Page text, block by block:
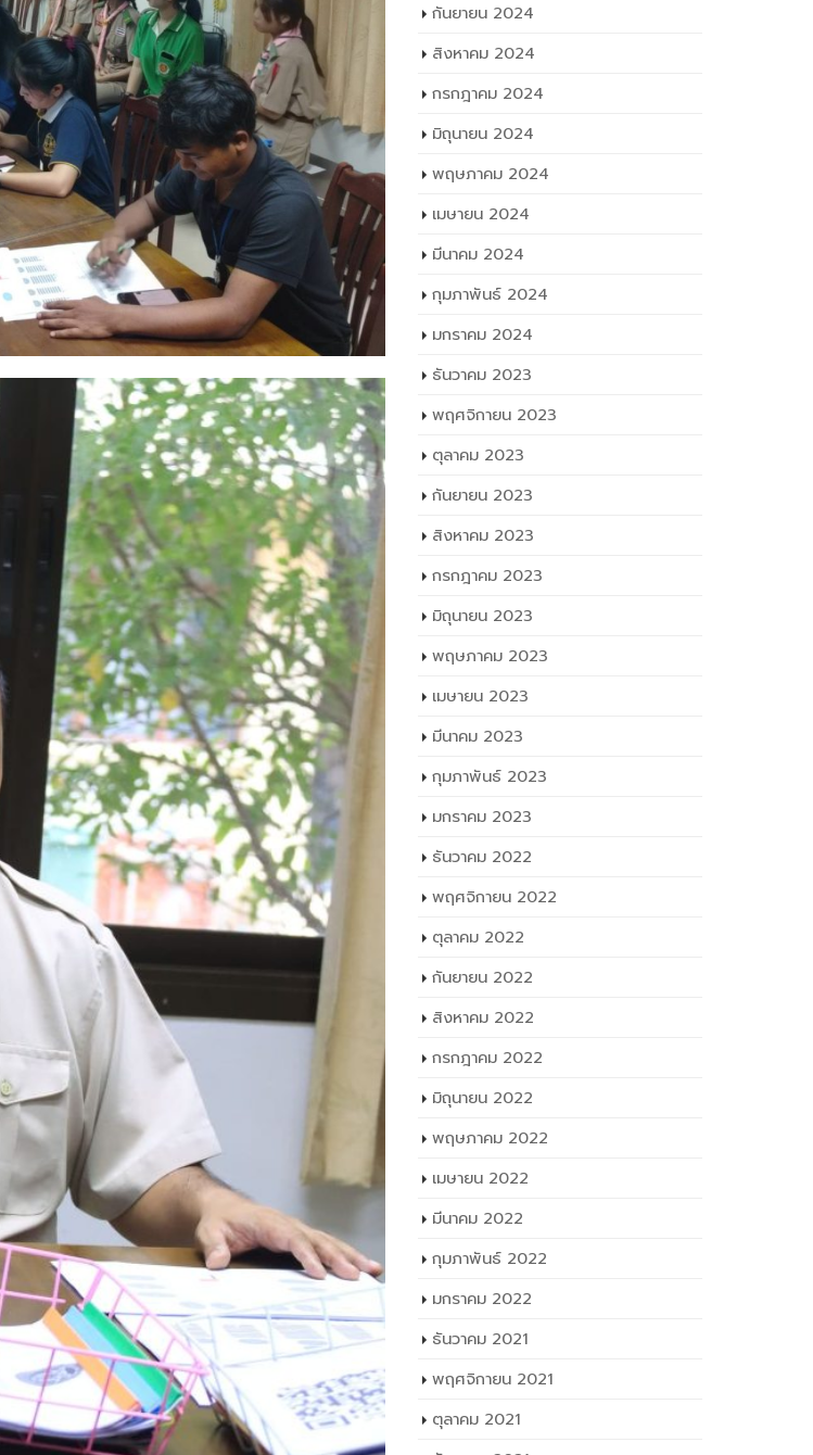
กันยายน 2024
สิงหาคม 2024
กรกฎาคม 2024
มิถุนายน 2024
พฤษภาคม 2024
เมษายน 2024
มีนาคม 2024
กุมภาพันธ์ 2024
มกราคม 2024
ธันวาคม 2023
พฤศจิกายน 2023
ตุลาคม 2023
กันยายน 2023
สิงหาคม 2023
กรกฎาคม 2023
มิถุนายน 2023
พฤษภาคม 2023
เมษายน 2023
มีนาคม 2023
กุมภาพันธ์ 2023
มกราคม 2023
ธันวาคม 2022
พฤศจิกายน 2022
ตุลาคม 2022
กันยายน 2022
สิงหาคม 2022
กรกฎาคม 2022
มิถุนายน 2022
พฤษภาคม 2022
เมษายน 2022
มีนาคม 2022
กุมภาพันธ์ 2022
มกราคม 2022
ธันวาคม 2021
พฤศจิกายน 2021
ตุลาคม 2021